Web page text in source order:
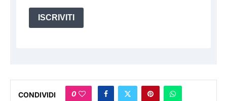
ISCRIVITI
CONDIVIDI 0